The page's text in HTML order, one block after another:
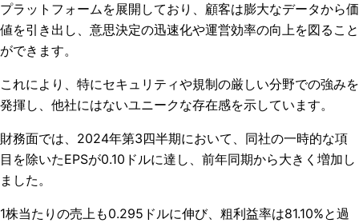
プラットフォームを展開しており、顧客は膨大なデータから価
値を引き出し、意思決定の迅速化や運営効率の向上を図ること
ができます。
これにより、特にセキュリティや規制の厳しい分野での強みを
発揮し、他社にはないユニークな存在感を示しています。
財務面では、2024年第3四半期において、同社の一時的な項
目を除いたEPSが0.10ドルに達し、前年同期から大きく増加し
ました。
1株当たりの売上も0.295ドルに伸び、粗利益率は81.10%と過